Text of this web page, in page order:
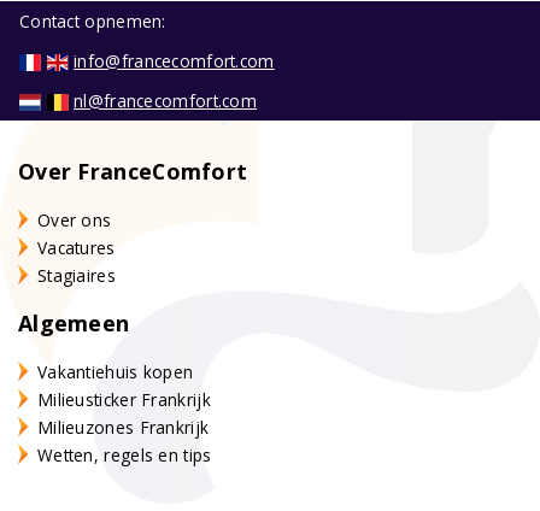
Contact opnemen:
info@francecomfort.com
nl@francecomfort.com
Over FranceComfort
Over ons
Vacatures
Stagiaires
Algemeen
Vakantiehuis kopen
Milieusticker Frankrijk
Milieuzones Frankrijk
Wetten, regels en tips